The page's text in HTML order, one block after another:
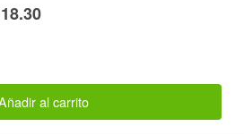
al carrito